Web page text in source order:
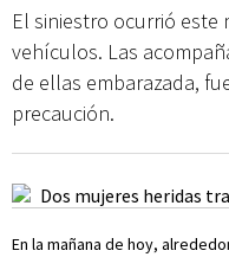
El siniestro ocurrió este
vehículos. Las
de ellas embarazada,
precaución.
En la mañana de hoy,